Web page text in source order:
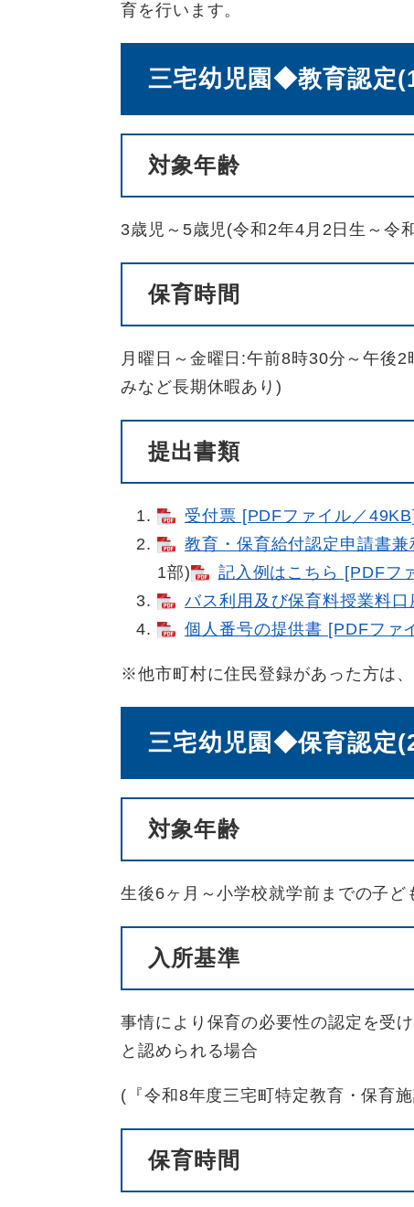
育を行います。
三宅幼児園◆教育認定
対象年齢
3歳児～5歳児(令和2年4月2日生～令
保育時間
月曜日～金曜日:午前8時30分～午後
みなど長期休暇あり)
提出書類
受付票 [PDFファイル／49KB]
教育・保育給付認定申請書
1部)
記入例はこちら [PDFフ
バス利用及び保育料授業料
個人番号の提供書 [PDFファ
※他市町村に住民登録があった方は
三宅幼児園◆保育認定
対象年齢
生後6ヶ月～小学校就学前までの子ど
入所基準
事情により保育の必要性の認定を受
と認められる場合
(『令和8年度三宅町特定教育・保育
保育時間